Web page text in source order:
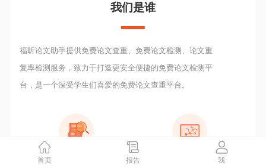
我们是谁
福昕论文助手提供免费论文查重、免费论文检测、论文重
复率检测服务，致力于打造更安全便捷的免费论文检测平
台，是一个深受学生们喜爱的免费论文查重平台。
2000W
首页 报告 我